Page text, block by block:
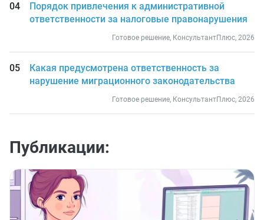
Порядок привлечения к административной
ответственности за налоговые правонарушения
Готовое решение, КонсультантПлюс, 2026
Какая предусмотрена ответственность за
нарушение миграционного законодательства
Готовое решение, КонсультантПлюс, 2026
Публикации: